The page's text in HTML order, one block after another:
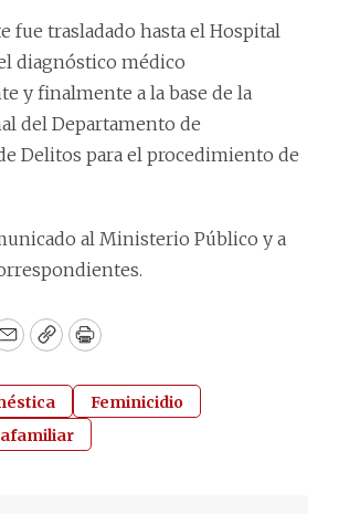
fue trasladado hasta el Hospital
diagnóstico médico
y finalmente a la base de la
del Departamento de
Delitos para el procedimiento de
al Ministerio Público y a
EmailCopyPrint
Feminicidio